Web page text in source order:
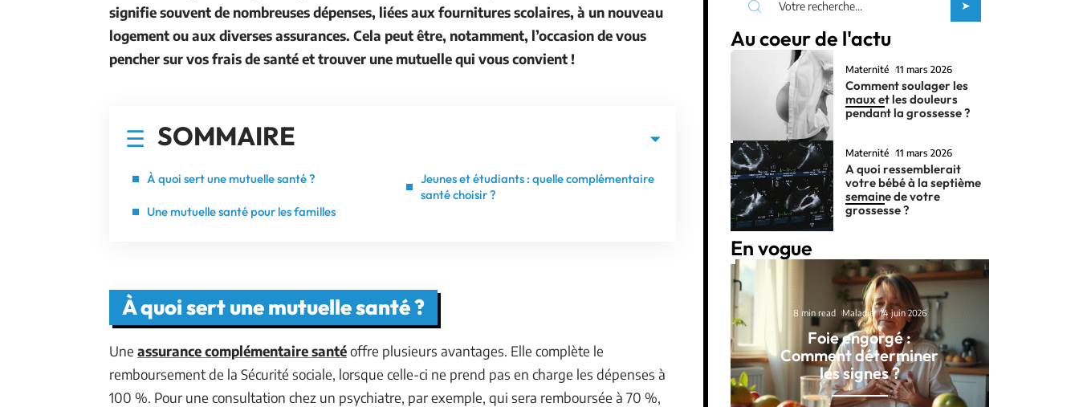
signifie souvent de nombreuses dépenses, liées aux fournitures scolaires, à un nouveau
logement ou aux diverses assurances. Cela peut être, notamment, l’occasion de vous
pencher sur vos frais de santé et trouver une mutuelle qui vous convient !
SOMMAIRE
À quoi sert une mutuelle santé ?
Une mutuelle santé pour les familles
Jeunes et étudiants : quelle complémentaire
santé choisir ?
À quoi sert une mutuelle santé ?
Une assurance complémentaire santéoffre plusieurs avantages. Elle complète le
remboursement de la Sécurité sociale, lorsque celle-ci ne prend pas en charge les dépenses à
100 %. Pour une consultation chez un psychiatre, par exemple, qui sera remboursée à 70 %,
Au coeur de l'actu
Maternité 11 mars 2026
Comment soulager les
maux et les douleurs
pendant la grossesse ?
Maternité 11 mars 2026
A quoi ressemblerait
votre bébé à la septième
semaine de votre
grossesse ?
En vogue
8 min read Maladie 14 juin 2026
Foie engorgé :
Comment déterminer
les signes ?